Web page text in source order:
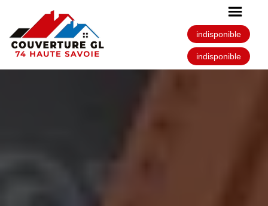
indisponible
indisponible